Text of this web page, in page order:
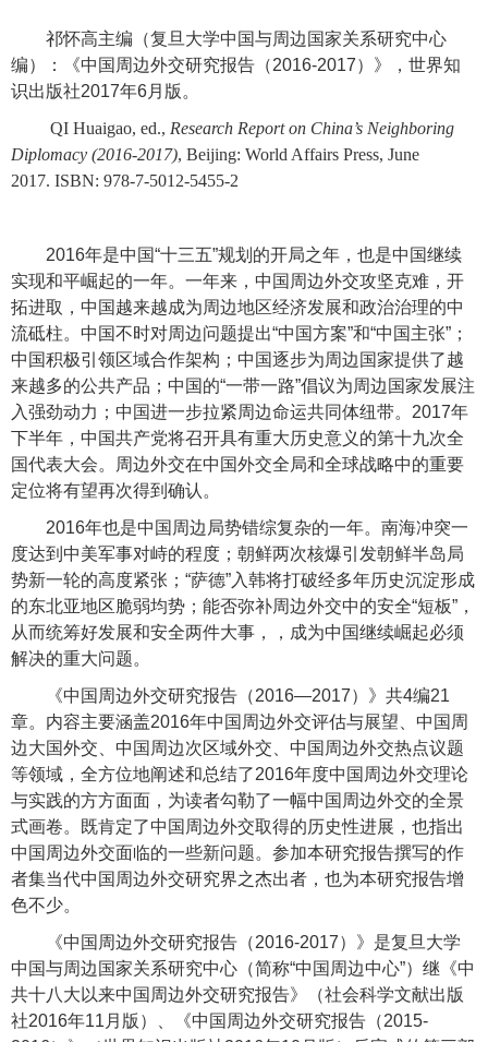
祁怀高主编（复旦大学中国与周边国家关系研究中心
编）：《中国周边外交研究报告（2016-2017）》，世界知
识出版社2017年6月版。
QI Huaigao, ed., Research Report on China’s Neighboring
Diplomacy (2016-2017), Beijing: World Affairs Press, June
2017. ISBN: 978-7-5012-5455-2
2016年是中国“十三五”规划的开局之年，也是中国继续
实现和平崛起的一年。一年来，中国周边外交攻坚克难，开
拓进取，中国越来越成为周边地区经济发展和政治治理的中
流砥柱。中国不时对周边问题提出“中国方案”和“中国主张”；
中国积极引领区域合作架构；中国逐步为周边国家提供了越
来越多的公共产品；中国的“一带一路”倡议为周边国家发展注
入强劲动力；中国进一步拉紧周边命运共同体纽带。 2017年
下半年，中国共产党将召开具有重大历史意义的第十九次全
国代表大会。周边外交在中国外交全局和全球战略中的重要
定位将有望再次得到确认。
2016年也是中国周边局势错综复杂的一年。南海冲突一
度达到中美军事对峙的程度；朝鲜两次核爆引发朝鲜半岛局
势新一轮的高度紧张；“萨德”入韩将打破经多年历史沉淀形成
的东北亚地区脆弱均势；能否弥补周边外交中的安全“短板”，
从而统筹好发展和安全两件大事，，成为中国继续崛起必须
解决的重大问题。
《中国周边外交研究报告（2016—2017）》共4编21
章。内容主要涵盖2016年中国周边外交评估与展望、中国周
边大国外交、中国周边次区域外交、中国周边外交热点议题
等领域，全方位地阐述和总结了2016年度中国周边外交理论
与实践的方方面面，为读者勾勒了一幅中国周边外交的全景
式画卷。既肯定了中国周边外交取得的历史性进展，也指出
中国周边外交面临的一些新问题。 参加本研究报告撰写的作
者集当代中国周边外交研究界之杰出者，也为本研究报告增
色不少。
《中国周边外交研究报告（2016-2017）》是复旦大学
中国与周边国家关系研究中心（简称“中国周边中心”）继《中
共十八大以来中国周边外交研究报告》（社会科学文献出版
社2016年11 月版）、《中国周边外交研究报告（2015-